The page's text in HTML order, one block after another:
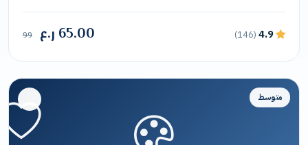
4.9
(146) 65.00 ر.ع 99
متوسط